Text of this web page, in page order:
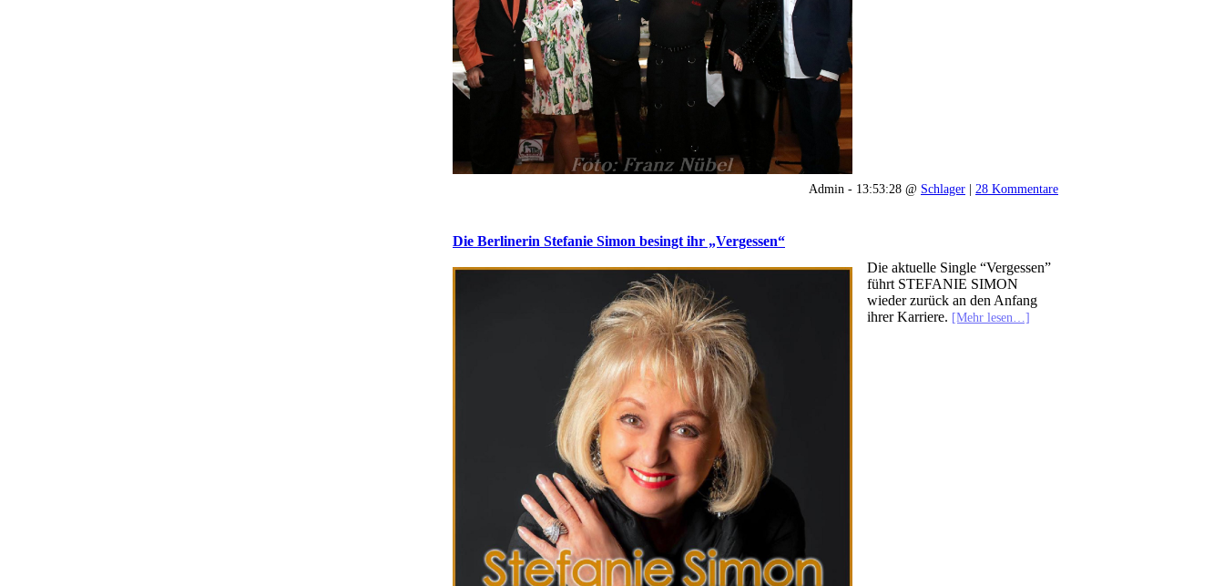
Admin - 13:53:28 @ Schlager | 28 Kommentare
Die Berlinerin Stefanie Simon besingt ihr „Vergessen“
Die aktuelle Single “Vergessen”
führt STEFANIE SIMON
wieder zurück an den Anfang
ihrer Karriere. [Mehr lesen…]